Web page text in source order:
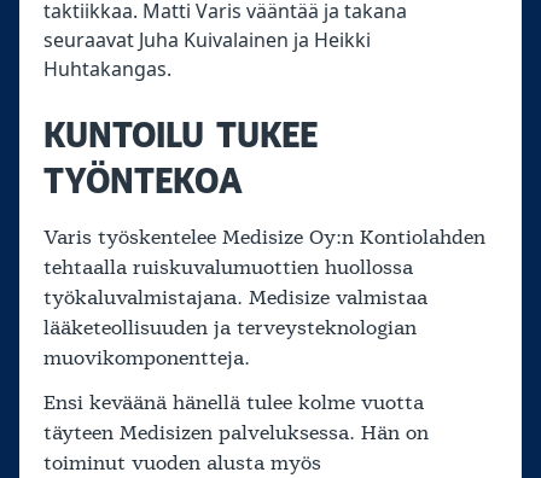
taktiikkaa. Matti Varis vääntää ja takana
seuraavat Juha Kuivalainen ja Heikki
Huhtakangas.
KUNTOILU TUKEE
TYÖNTEKOA
Varis työskentelee Medisize Oy:n Kontiolahden
tehtaalla ruiskuvalumuottien huollossa
työkaluvalmistajana. Medisize valmistaa
lääketeollisuuden ja terveysteknologian
muovikomponentteja.
Ensi keväänä hänellä tulee kolme vuotta
täyteen Medisizen palveluksessa. Hän on
toiminut vuoden alusta myös